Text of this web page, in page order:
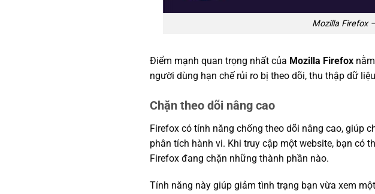
Mozilla Firefox
Điểm mạnh quan trọng nhất của Mozilla Firefoxnằm
người dùng hạn chế rủi ro bị theo dõi, thu thập dữ
Chặn theo dõi nâng cao
Firefox có tính năng chống theo dõi nâng cao, giúp
phân tích hành vi. Khi truy cập một website, bạn có
Firefox đang chặn những thành phần nào.
Tính năng này giúp giảm tình trạng bạn vừa xem